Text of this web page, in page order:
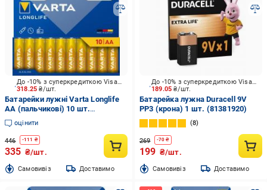
318.25₴/шт.
До -10% з суперкредиткою Visa Вигода
Батарейки лужні Varta Longlife
AA (пальчикові) 10 шт.
(4106101761)
оцінити
446 -111 ₴
335 ₴/шт.
Cамовивіз Доставимо
189.05₴/шт.
До -10% з суперкредиткою Visa Вигода
Батарейка лужна Duracell 9V
PP3 (крона) 1 шт. (81381920)
8
269 -70 ₴
199 ₴/шт.
Cамовивіз Доставимо